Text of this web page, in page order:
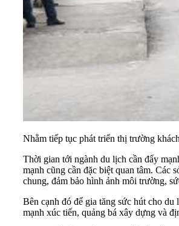
Nhằm tiếp tục phát triển thị trường
Thời gian tới ngành du lịch cần đẩy
mạnh cũng cần đặc biệt quan tâm. Các
chung, đảm bảo hình ảnh môi trường,
Bên cạnh đó để gia tăng sức hút cho
mạnh xúc tiến, quảng bá xây dựng và